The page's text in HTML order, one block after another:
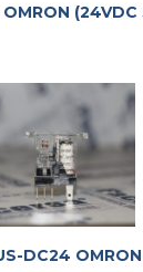
(24VDC
DC24